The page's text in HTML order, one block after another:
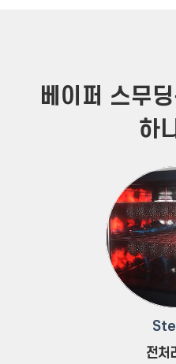
베이퍼 스무
하
전처